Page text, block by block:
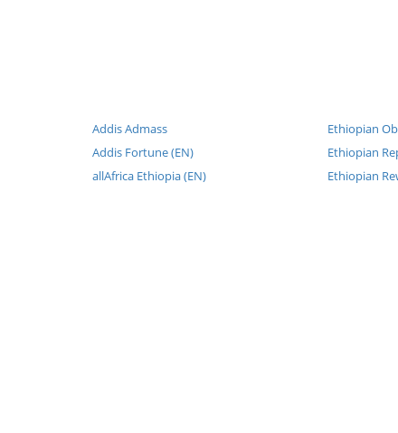
Addis Admass
Addis Fortune (EN)
allAfrica Ethiopia (EN)
Ethiopian
Ethiopian
Ethiopian